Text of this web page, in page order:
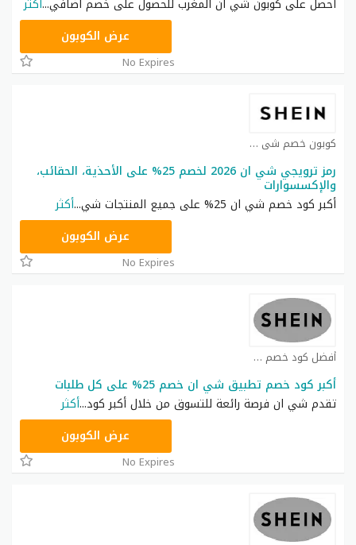
عرض الكوبون
No Expires
كوبون خصم شي ان كوبون
رمز ترويجي شي ان 2026 لخصم 25% على الأحذية، الحقائب،
والإكسسوارات
أكبر كود خصم شي ان 25% على جميع المنتجات شي
...أكثر
عرض الكوبون
No Expires
أفضل كود خصم شي ان كوبون
أكبر كود خصم تطبيق شي ان خصم 25% على كل طلبات
تقدم شي ان فرصة رائعة للتسوق من خلال أكبر كود...أكثر
عرض الكوبون
No Expires